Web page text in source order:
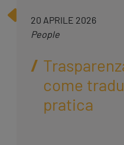
20 APRILE 2026
People
come
pratica